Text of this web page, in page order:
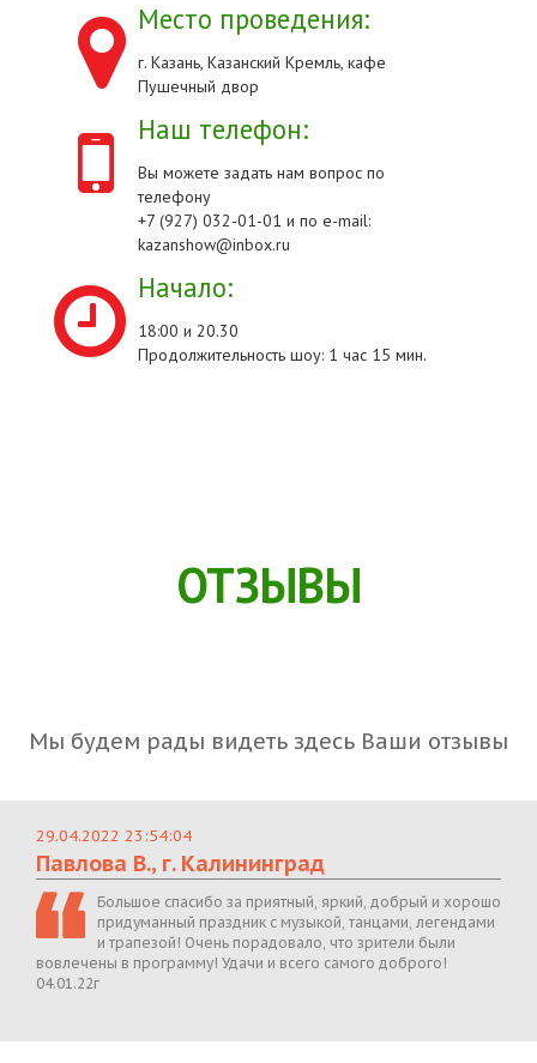
Место проведения:
г. Казань, Казанский Кремль, кафе
Пушечный двор
Наш телефон:
Вы можете задать нам вопрос по
телефону
+7 (927) 032-01-01 и по e-mail:
kazanshow@inbox.ru
Начало:
18:00 и 20.30
Продолжительность шоу: 1 час 15 мин.
ОТЗЫВЫ
Мы будем рады видеть здесь Ваши отзывы
29.04.2022 23:54:04
Павлова В., г. Калининград
Большое спасибо за приятный, яркий, добрый и хорошо
придуманный праздник с музыкой, танцами, легендами
и трапезой! Очень порадовало, что зрители были
вовлечены в программу! Удачи и всего самого доброго!
04.01.22г